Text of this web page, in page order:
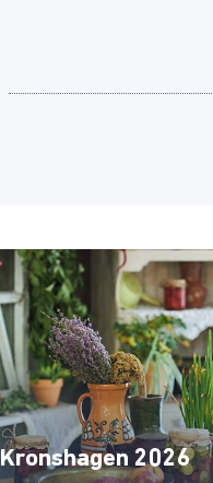
Kronshagen 2026